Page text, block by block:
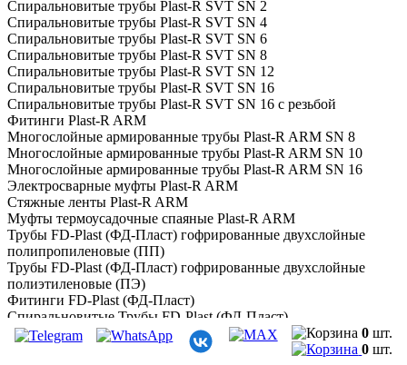
Спиральновитые трубы Plast-R SVT SN 2
Спиральновитые трубы Plast-R SVT SN 4
Спиральновитые трубы Plast-R SVT SN 6
Спиральновитые трубы Plast-R SVT SN 8
Спиральновитые трубы Plast-R SVT SN 12
Спиральновитые трубы Plast-R SVT SN 16
Спиральновитые трубы Plast-R SVT SN 16 с резьбой
Фитинги Plast-R ARM
Многослойные армированные трубы Plast-R ARM SN 8
Многослойные армированные трубы Plast-R ARM SN 10
Многослойные армированные трубы Plast-R ARM SN 16
Электросварные муфты Plast-R ARM
Стяжные ленты Plast-R ARM
Муфты термоусадочные спаяные Plast-R ARM
Трубы FD-Plast (ФД-Пласт) гофрированные двухслойные
полипропиленовые (ПП)
Трубы FD-Plast (ФД-Пласт) гофрированные двухслойные
полиэтиленовые (ПЭ)
Фитинги FD-Plast (ФД-Пласт)
Спиральновитые Трубы FD-Plast (ФД-Пласт)
Армированная труба FD ARM
Трубы гофрированные канализационные ПП FD SN8
0 шт.
0 шт.